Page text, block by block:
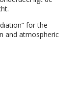
for the
and atmospheric